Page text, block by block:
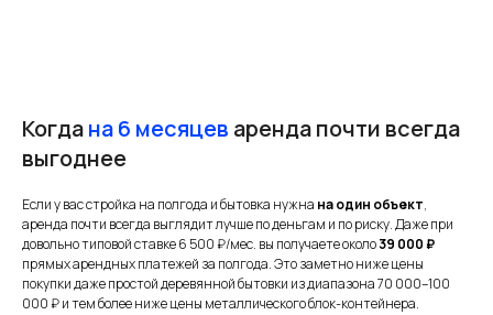
Когдана 6 месяцев аренда почти всегда
выгоднее
Если у вас стройка на полгода и бытовка нужна на один объект,
аренда почти всегда выглядит лучше по деньгам и по риску. Даже при
довольно типовой ставке 6 500 ₽/мес. вы получаете около39 000 ₽
прямых арендных платежей за полгода. Это заметно ниже цены
покупки даже простой деревянной бытовки из диапазона 70 000–100
000 ₽ и тем более ниже цены металлического блок-контейнера.